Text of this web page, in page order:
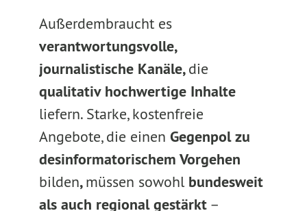
Außerdembraucht es
verantwortungsvolle,
journalistische Kanäle,die
qualitativ hochwertige Inhalte
liefern. Starke, kostenfreie
Angebote, die einen Gegenpol zu
desinformatorischem Vorgehen
bilden,müssen sowohlbundesweit
als auch regional gestärkt–